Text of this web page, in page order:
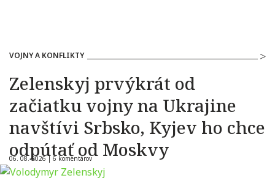
VOJNY A KONFLIKTY
Zelenskyj prvýkrát od
začiatku vojny na Ukrajine
navštívi Srbsko, Kyjev ho chce
odpútať od Moskvy
06. 08. 2026 | 6 komentárov